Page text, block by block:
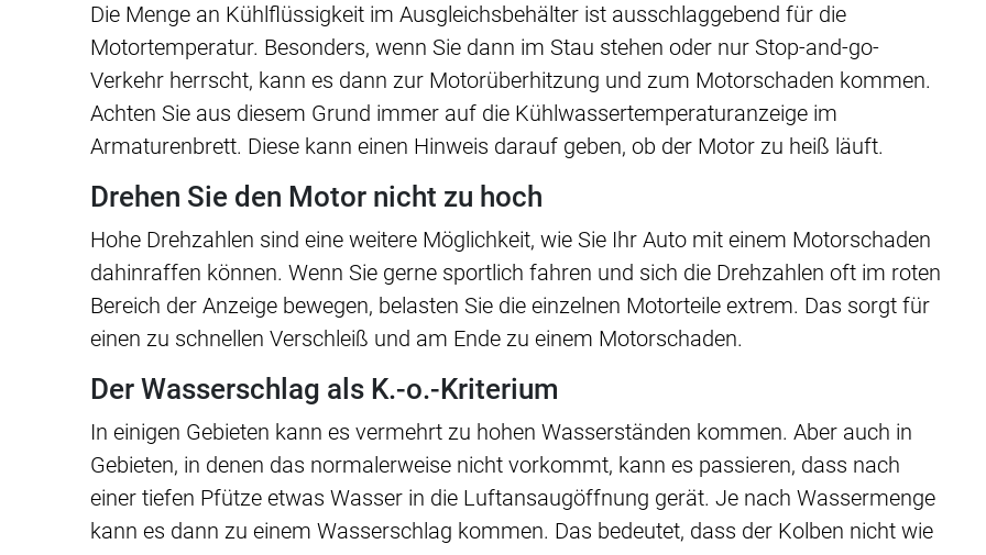
Die Menge an Kühlflüssigkeit im Ausgleichsbehälter ist ausschlaggebend für die
Motortemperatur. Besonders, wenn Sie dann im Stau stehen oder nur Stop-and-go-
Verkehr herrscht, kann es dann zur Motorüberhitzung und zum Motorschaden kommen.
Achten Sie aus diesem Grund immer auf die Kühlwassertemperaturanzeige im
Armaturenbrett. Diese kann einen Hinweis darauf geben, ob der Motor zu heiß läuft.
Drehen Sie den Motor nicht zu hoch
Hohe Drehzahlen sind eine weitere Möglichkeit, wie Sie Ihr Auto mit einem Motorschaden
dahinraffen können. Wenn Sie gerne sportlich fahren und sich die Drehzahlen oft im roten
Bereich der Anzeige bewegen, belasten Sie die einzelnen Motorteile extrem. Das sorgt für
einen zu schnellen Verschleiß und am Ende zu einem Motorschaden.
Der Wasserschlag als K.-o.-Kriterium
In einigen Gebieten kann es vermehrt zu hohen Wasserständen kommen. Aber auch in
Gebieten, in denen das normalerweise nicht vorkommt, kann es passieren, dass nach
einer tiefen Pfütze etwas Wasser in die Luftansaugöffnung gerät. Je nach Wassermenge
kann es dann zu einem Wasserschlag kommen. Das bedeutet, dass der Kolben nicht wie